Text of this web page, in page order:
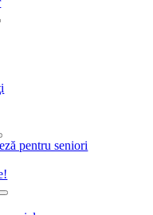
pentru seniori